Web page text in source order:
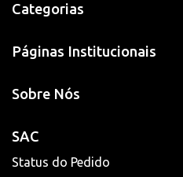
Categorias
Páginas Institucionais
Sobre Nós
SAC
Status do Pedido